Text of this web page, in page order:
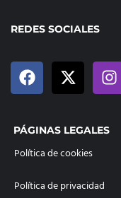
REDES SOCIALES
PÁGINAS LEGALES
Política de cookies
Política de privacidad